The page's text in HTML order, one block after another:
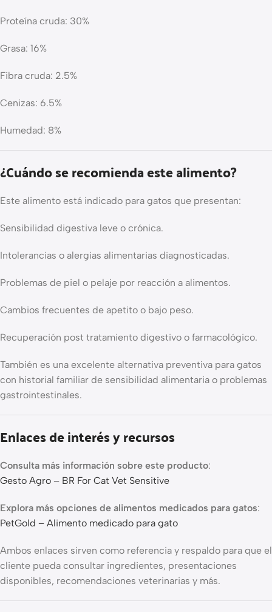
Proteína cruda: 30%
Grasa: 16%
Fibra cruda: 2.5%
Cenizas: 6.5%
Humedad: 8%
¿Cuándo se recomienda este alimento?
Este alimento está indicado para gatos que presentan:
Sensibilidad digestiva leve o crónica.
Intolerancias o alergias alimentarias diagnosticadas.
Problemas de piel o pelaje por reacción a alimentos.
Cambios frecuentes de apetito o bajo peso.
Recuperación post tratamiento digestivo o farmacológico.
También es una excelente alternativa preventiva para gatos
con historial familiar de sensibilidad alimentaria o problemas
gastrointestinales.
Enlaces de interés y recursos
Consulta más información sobre este producto:
Gesto Agro – BR For Cat Vet Sensitive
Explora más opciones de alimentos medicados para gatos:
PetGold – Alimento medicado para gato
Ambos enlaces sirven como referencia y respaldo para que el
cliente pueda consultar ingredientes, presentaciones
disponibles, recomendaciones veterinarias y más.